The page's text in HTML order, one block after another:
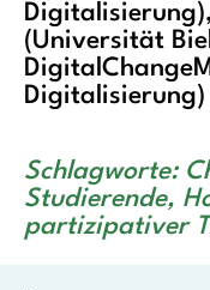
(Universität
Digitalisierung)
Schlagworte:
Studierende,
partizipativer